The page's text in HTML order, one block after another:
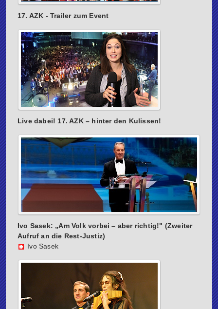
17. AZK - Trailer zum Event
Live dabei! 17. AZK – hinter den Kulissen!
Ivo Sasek: „Am Volk vorbei – aber richtig!" (Zweiter
Aufruf an die Rest-Justiz)
Ivo Sasek